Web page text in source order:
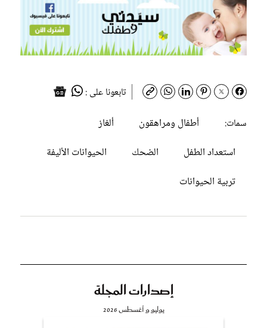
تابعونا على :
سمات:
أطفال ومراهقون
ألغاز
استعداد الطفل
الضحك
الحيوانات الأليفة
تربية الحيوانات
إصدارات المجلة
يوليو و أغسطس 2026